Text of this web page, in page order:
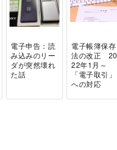
電子申告：読
み込みのリー
ダが突然壊れ
た話
電子帳簿保存
法の改正 20
22年1月～
「電子取引」
への対応